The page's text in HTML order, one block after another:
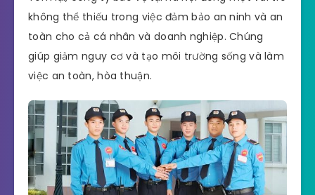
không thể thiếu trong việc đảm bảo an ninh và an
toàn cho cả cá nhân và doanh nghiệp. Chúng
giúp giảm nguy cơ và tạo môi trường sống và làm
việc an toàn, hòa thuận.